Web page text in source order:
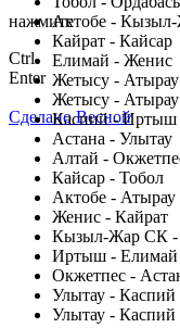
Актобе -
Кайрат - Кайсар
Елимай - Женис
Жетысу - Атырау
Жетысу - Атырау
Каспий - Иртыш
Астана - Улытау
Алтай -
Кайсар - Тобол
Актобе - Атырау
Женис - Кайрат
Кызыл-Жар СК -
Иртыш - Елимай
Окжетпес -
Улытау - Каспий
Улытау - Каспий
нажмите
Ctrl
Enter
Сделано Весной